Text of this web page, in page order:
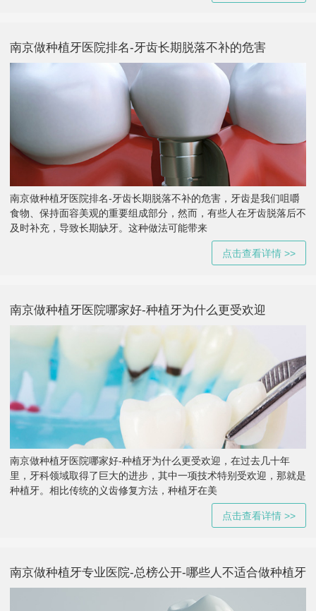
南京做种植牙医院排名-牙齿长期脱落不补的危害
南京做种植牙医院排名-牙齿长期脱落不补的危害，牙齿是我们咀嚼
食物、保持面容美观的重要组成部分，然而，有些人在牙齿脱落后不
及时补充，导致长期缺牙。这种做法可能带来
点击查看详情 >>
南京做种植牙医院哪家好-种植牙为什么更受欢迎
南京做种植牙医院哪家好-种植牙为什么更受欢迎，在过去几十年
里，牙科领域取得了巨大的进步，其中一项技术特别受欢迎，那就是
种植牙。相比传统的义齿修复方法，种植牙在美
点击查看详情 >>
南京做种植牙专业医院-总榜公开-哪些人不适合做种植牙